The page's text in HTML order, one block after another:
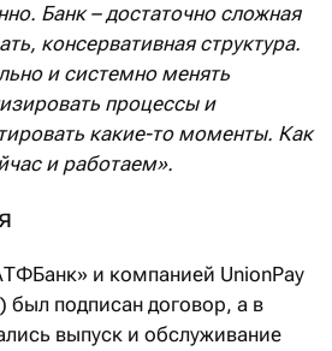
Банк – достаточно сложная
консервативная структура.
и системно менять
процессы и
какие-то моменты. Как
и работаем».
и компанией UnionPay
был подписан договор, а в
выпуск и обслуживание